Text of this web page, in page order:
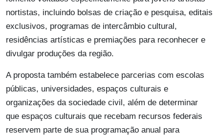
nortistas, incluindo bolsas de criação e pesquisa, editais
exclusivos, programas de intercâmbio cultural,
residências artísticas e premiações para reconhecer e
divulgar produções da região.
A proposta também estabelece parcerias com escolas
públicas, universidades, espaços culturais e
organizações da sociedade civil, além de determinar
que espaços culturais que recebam recursos federais
reservem parte de sua programação anual para